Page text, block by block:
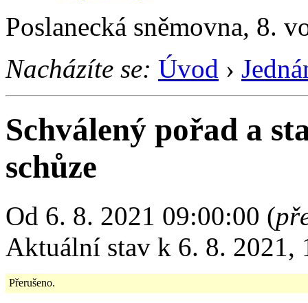
Poslanecká sněmovna, 8.
Nacházíte se: Úvod ›
Schválený pořad a
schůze
Od 6. 8. 2021 09:00:00 (
Aktuální stav k 6. 8. 2021,
Přerušeno.